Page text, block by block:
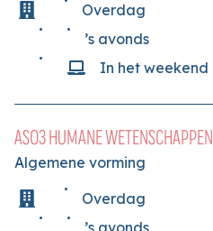
Overdag
’s avonds
In het weekend
ASO3 HUMANE WETENSCHAPPEN
Algemene vorming
Overdag
’s avonds